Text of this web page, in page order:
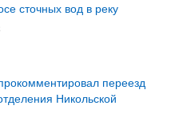
сточных вод в реку
переезд
Никольской